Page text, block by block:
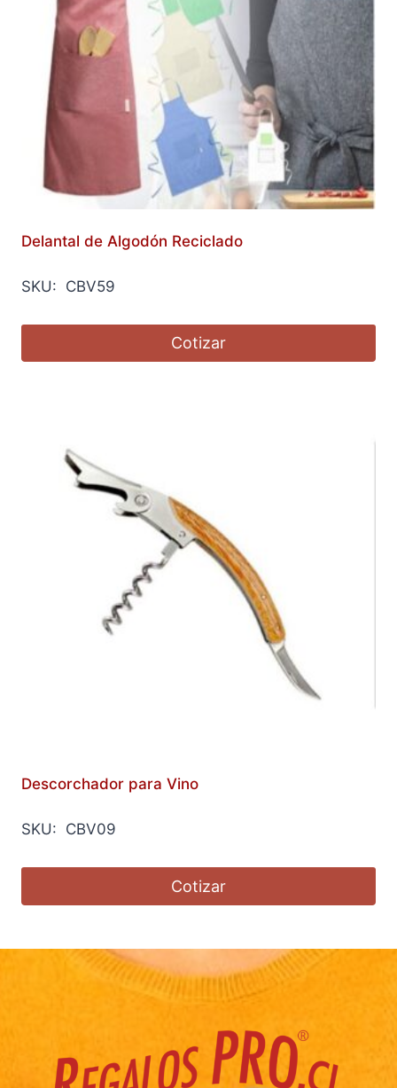
Delantal de Algodón Reciclado
SKU: CBV59
Cotizar
Descorchador para Vino
SKU: CBV09
Cotizar